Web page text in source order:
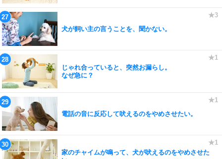
犬が飼い主の言うことを、聞かない。
じゃれ合っていると、突然お漏らし。
なぜ急に？
電話の音に反応して吠えるのをやめさせたい。
家のチャイムが鳴って、犬が吠えるのをやめさせた